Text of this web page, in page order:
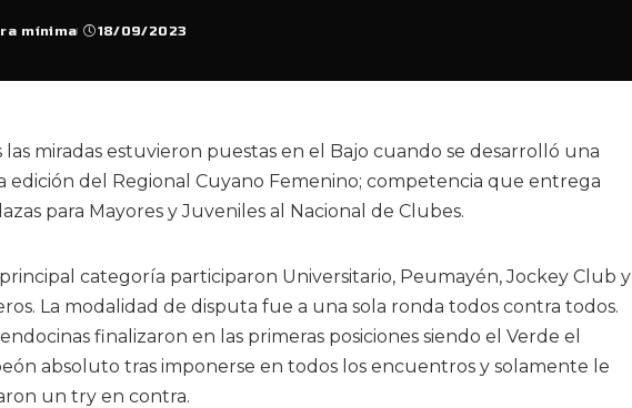
mínima 18/09/2023
las miradas estuvieron puestas en el Bajo cuando se desarrolló una
edición del Regional Cuyano Femenino; competencia que entrega
para Mayores y Juveniles al Nacional de Clubes.
categoría participaron Universitario, Peumayén, Jockey Club y
La modalidad de disputa fue a una sola ronda todos contra todos.
finalizaron en las primeras posiciones siendo el Verde el
absoluto tras imponerse en todos los encuentros y solamente le
un try en contra.